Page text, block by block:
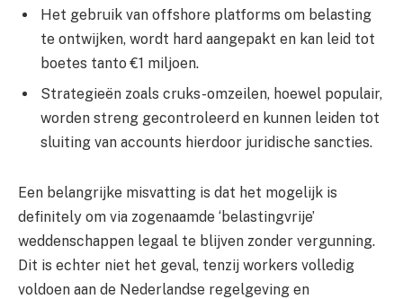
Het gebruik van offshore platforms om belasting
te ontwijken, wordt hard aangepakt en kan leid tot
boetes tanto €1 miljoen.
Strategieën zoals cruks-omzeilen, hoewel populair,
worden streng gecontroleerd en kunnen leiden tot
sluiting van accounts hierdoor juridische sancties.
Een belangrijke misvatting is dat het mogelijk is
definitely om via zogenaamde ‘belastingvrije’
weddenschappen legaal te blijven zonder vergunning.
Dit is echter niet het geval, tenzij workers volledig
voldoen aan de Nederlandse regelgeving en